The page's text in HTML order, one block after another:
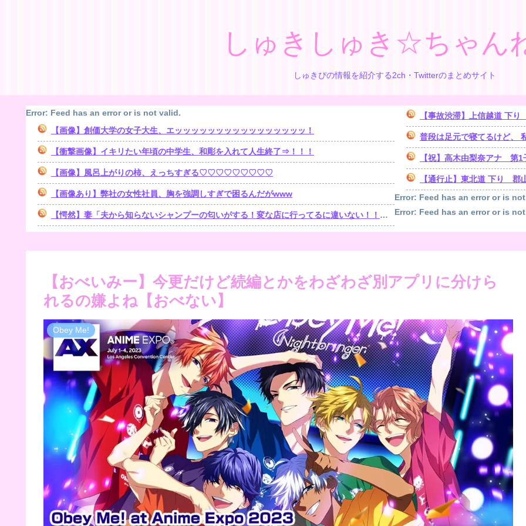
しゅきしゅき☆ちゃん
しゅきぴの情報を紹介する2ch・Twitterのまとめサイト
Error: Feed has an error or is not valid.
【画像】創価大学の女子大生、エッッッッッッッッッッッッッッッッ！
【衝撃画像】イキリたい年頃の中学生、和彫を入れて人生終了⇒！！！
【画像】風呂上がりの柿、えっちすぎる♡♡♡♡♡♡♡♡♡
【画像あり】弊社の女性社員、胸を強調しすぎで困るんだがwww
【愕然】妻「夫から知らないシャンプーの匂いがする！変な店に行ってるに違いない！！！」探偵「調べたところ･･･」⇒結果ｗｗ
【事故渋滞】上信越道 下り 日暮山トン
普段は足元で寝てるけど、 私が
【祝】高木由梨奈アナ 第1
【通行止】東北道 下り 郡山南IC→
Error: Feed has an error or is
Error: Feed has an error or is
【おべいみー】今更だけど続編とかをわざわざ別アプリに分けら
れるの嫌よね【おべない】
Obey Me!